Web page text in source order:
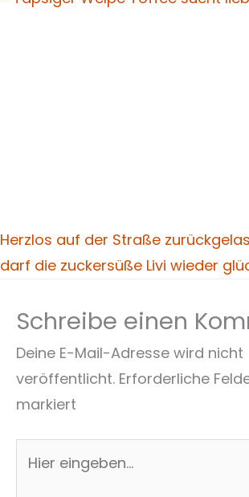
Herzlos auf der Straße
darf die zuckersüße Livi wieder
Schreibe einen
Deine E-Mail-Adresse wird nicht
veröffentlicht. Erforderliche
markiert
eingeben…